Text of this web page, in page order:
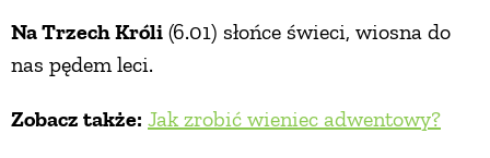
Na Trzech Króli (6.01) słońce świeci, wiosna do
nas pędem leci.
Zobacz także: Jak zrobić wieniec adwentowy?